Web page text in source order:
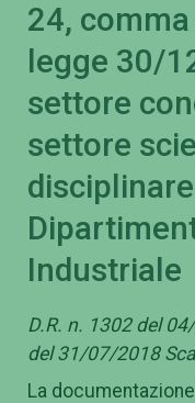
24,
legge 30/
settore
settore
Industriale
D.R. n. 1302 del
del 31/07/2018
La